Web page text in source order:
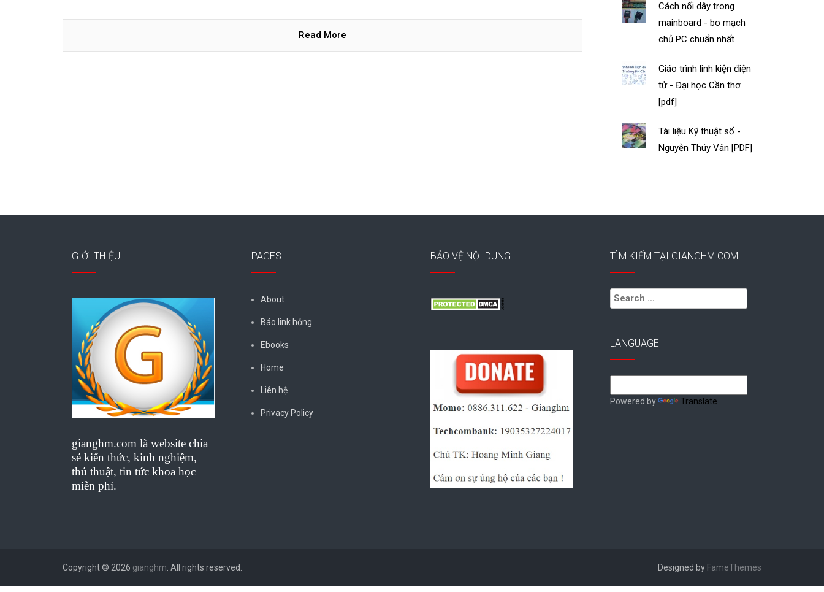
Read More
Cách nối dây trong
mainboard - bo mạch
chủ PC chuẩn nhất
Giáo trình linh kiện điện
tử - Đại học Cần thơ
[pdf]
Tài liệu Kỹ thuật số -
Nguyễn Thúy Vân [PDF]
GIỚI THIỆU
gianghm.com là website chia
sẻ kiến thức, kinh nghiệm,
thủ thuật, tin tức khoa học
miễn phí.
PAGES
About
Báo link hỏng
Ebooks
Home
Liên hệ
Privacy Policy
BẢO VỆ NỘI DUNG TÌM KIẾM TẠI GIANGHM.COM
Search
for:
LANGUAGE
Powered by Translate
Copyright © 2026 gianghm. All rights reserved. Designed by FameThemes